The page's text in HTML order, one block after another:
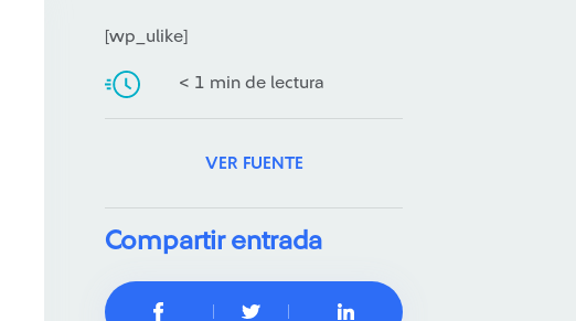
[wp_ulike]
< 1 min de lectura
VER FUENTE
Compartir entrada